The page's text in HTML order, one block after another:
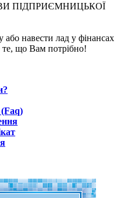
ПІДПРИЄМНИЦЬКОЇ
або навести лад у фінансах
те, що Вам потрібно!
(Faq)